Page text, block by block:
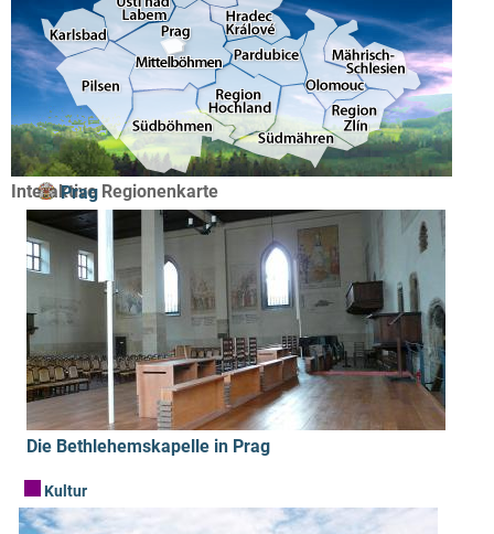
Interaktive Regionenkarte
Prag
Die Bethlehemskapelle in Prag
Kultur